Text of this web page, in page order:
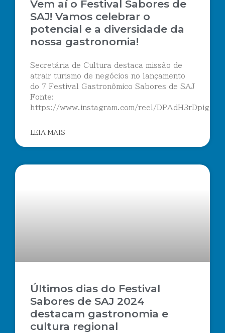
Vem aí o Festival Sabores de
SAJ! Vamos celebrar o
potencial e a diversidade da
nossa gastronomia!
Secretária de Cultura destaca missão de
atrair turismo de negócios no lançamento
do 7 Festival Gastronômico Sabores de SAJ
Fonte:
https://www.instagram.com/reel/DPAdH3rDpig/
LEIA MAIS
Últimos dias do Festival
Sabores de SAJ 2024
destacam gastronomia e
cultura regional